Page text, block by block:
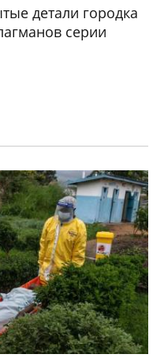
детали городка
серии